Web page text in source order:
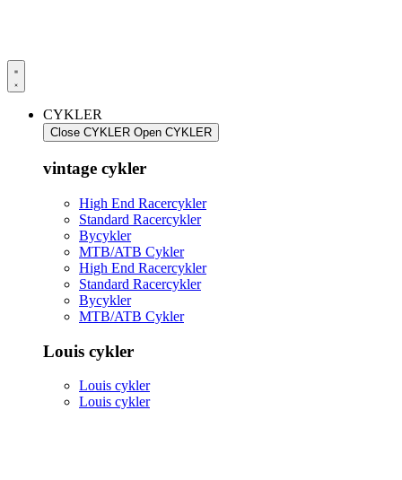
CYKLER
Close CYKLER Open CYKLER
vintage cykler
High End Racercykler
Standard Racercykler
Bycykler
MTB/ATB Cykler
High End Racercykler
Standard Racercykler
Bycykler
MTB/ATB Cykler
Louis cykler
Louis cykler
Louis cykler